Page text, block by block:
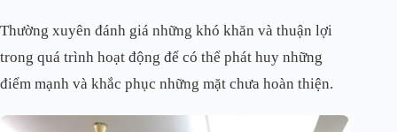
Thường xuyên đánh giá những khó khăn và thuận lợi
trong quá trình hoạt động để có thể phát huy những
điểm mạnh và khắc phục những mặt chưa hoàn thiện.